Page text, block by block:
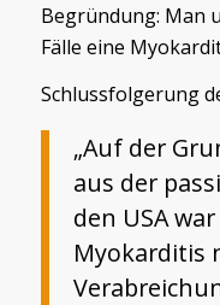
Begründung: Man
Fälle eine
Schlussfolgerung
„Auf der
aus der
den USA
Myokarditis